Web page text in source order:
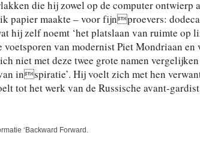
die hij zowel op de computer ontwierp
papier maakte – voor fijnproevers:
hij zelf noemt ‘het platslaan van ruimte op
voetsporen van modernist Piet Mondriaan
niet met deze twee grote namen
inspiratie’. Hij voelt zich met hen
tot het werk van de Russische avant-
‘Backward Forward.